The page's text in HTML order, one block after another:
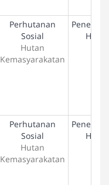
Perhutanan
Sosial
Hutan
Kemasyarakatan
Hak
Perhutanan
Sosial
Hutan
Kemasyarakatan
Hak